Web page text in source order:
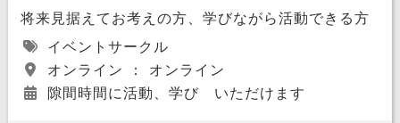
将来見据えてお考えの方、学びながら活動できる方
イベントサークル
オンライン ： オンライン
隙間時間に活動、学び いただけます